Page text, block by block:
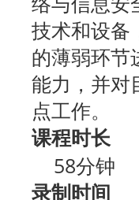
技术和设备
的薄弱环节
能力，并对
点工作。
课程时长
58分钟
录制时间